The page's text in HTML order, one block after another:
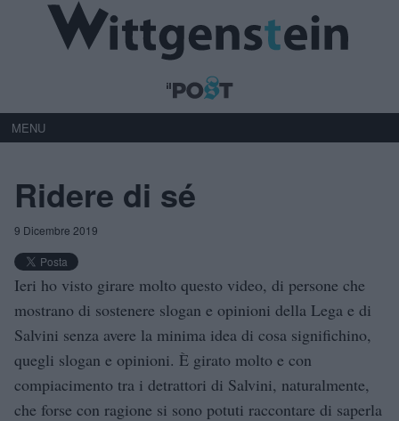
MENU
Ridere di sé
9 Dicembre 2019
Ieri ho visto girare molto questo video, di persone che
mostrano di sostenere slogan e opinioni della Lega e di
Salvini senza avere la minima idea di cosa significhino,
quegli slogan e opinioni. È girato molto e con
compiacimento tra i detrattori di Salvini, naturalmente,
che forse con ragione si sono potuti raccontare di saperla